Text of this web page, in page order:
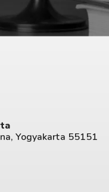
Yogyakarta 55151